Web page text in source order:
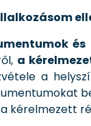
a
a
kérelmezett